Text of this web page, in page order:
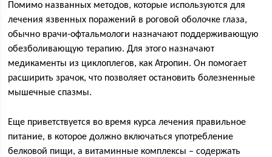
Помимо названных методов, которые используются для
лечения язвенных поражений в роговой оболочке глаза,
обычно врачи-офтальмологи назначают поддерживающую
обезболивающую терапию. Для этого назначают
медикаменты из циклоплегов, как Атропин. Он помогает
расширить зрачок, что позволяет остановить болезненные
мышечные спазмы.
Еще приветствуется во время курса лечения правильное
питание, в которое должно включаться употребление
белковой пищи, а витаминные комплексы – содержать